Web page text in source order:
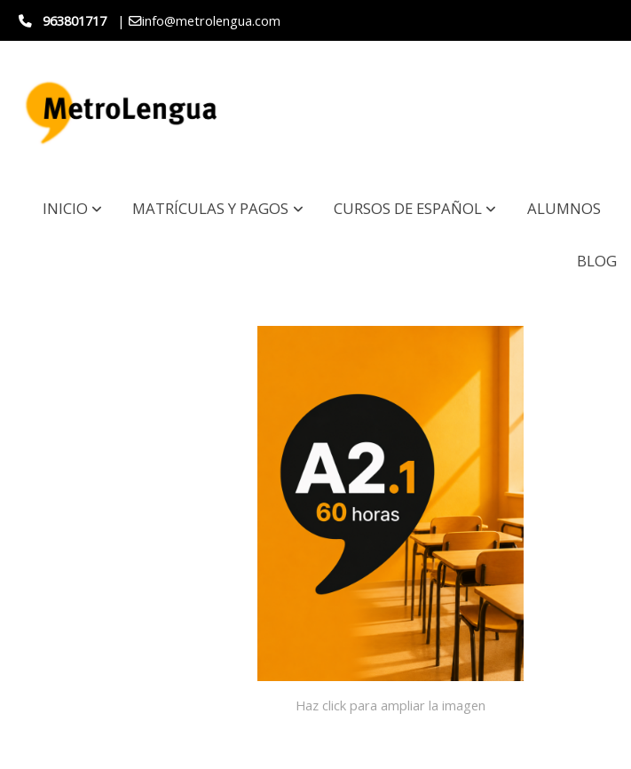
963801717| info@metrolengua.com
INICIO MATRÍCULAS Y PAGOS CURSOS DE ESPAÑOL ALUMNOS
BLOG
Haz click para ampliar la imagen